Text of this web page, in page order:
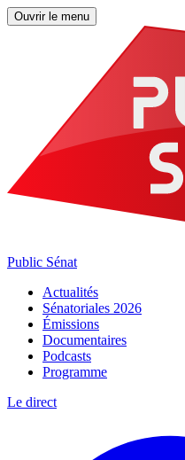
Ouvrir le menu
Public Sénat
Actualités
Sénatoriales 2026
Émissions
Documentaires
Podcasts
Programme
Le direct